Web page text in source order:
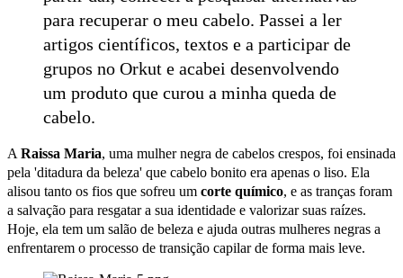
para recuperar o meu cabelo. Passei a ler
artigos científicos, textos e a participar de
grupos no Orkut e acabei desenvolvendo
um produto que curou a minha queda de
cabelo.
A Raissa Maria, uma mulher negra de cabelos crespos, foi ensinada
pela 'ditadura da beleza' que cabelo bonito era apenas o liso. Ela
alisou tanto os fios que sofreu um corte químico, e as tranças foram
a salvação para resgatar a sua identidade e valorizar suas raízes.
Hoje, ela tem um salão de beleza e ajuda outras mulheres negras a
enfrentarem o processo de transição capilar de forma mais leve.